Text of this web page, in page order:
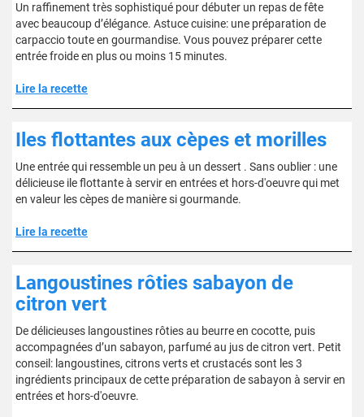
Un raffinement très sophistiqué pour débuter un repas de fête
avec beaucoup d’élégance. Astuce cuisine: une préparation de
carpaccio toute en gourmandise. Vous pouvez préparer cette
entrée froide en plus ou moins 15 minutes.
Lire la recette
Iles flottantes aux cèpes et morilles
Une entrée qui ressemble un peu à un dessert . Sans oublier : une
délicieuse ile flottante à servir en entrées et hors-d'oeuvre qui met
en valeur les cèpes de manière si gourmande.
Lire la recette
Langoustines rôties sabayon de
citron vert
De délicieuses langoustines rôties au beurre en cocotte, puis
accompagnées d’un sabayon, parfumé au jus de citron vert. Petit
conseil: langoustines, citrons verts et crustacés sont les 3
ingrédients principaux de cette préparation de sabayon à servir en
entrées et hors-d'oeuvre.